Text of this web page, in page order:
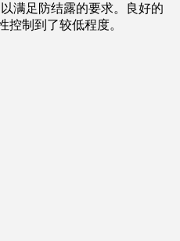
满足防结露的要求。良好的
制到了较低程度。